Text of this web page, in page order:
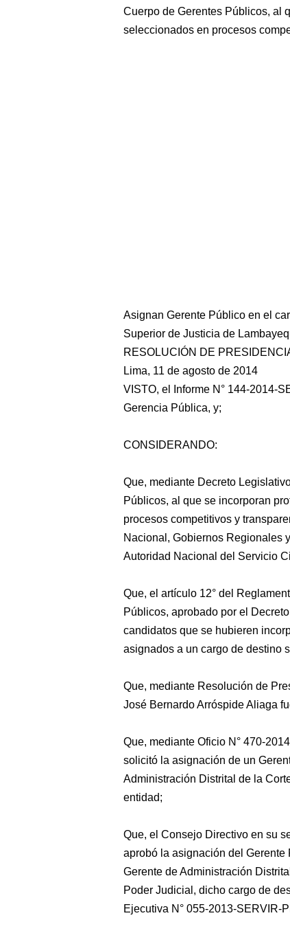
Cuerpo de Gerentes Públicos, al
seleccionados en procesos
Asignan Gerente Público en el
Superior de Justicia de
RESOLUCIÓN DE
Lima, 11 de agosto de 2014
VISTO, el Informe N° 144-2014-
Gerencia Pública, y;
CONSIDERANDO:
Que, mediante Decreto
Públicos, al que se incorporan
procesos competitivos y
Nacional, Gobiernos Regionales
Autoridad Nacional del Servicio
Que, el artículo 12° del
Públicos, aprobado por el
candidatos que se hubieren
asignados a un cargo de destino
Que, mediante Resolución de
José Bernardo Arróspide Aliaga
Que, mediante Oficio N° 470-
solicitó la asignación de un
Administración Distrital de la
entidad;
Que, el Consejo Directivo en su
aprobó la asignación del
Gerente de Administración
Poder Judicial, dicho cargo de
Ejecutiva N° 055-2013-SERVIR-